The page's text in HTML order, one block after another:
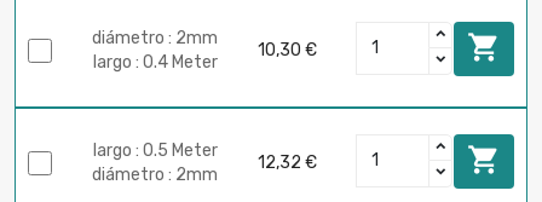
diámetro : 2mm
largo : 0.4 Meter
10,30 € 
largo : 0.5 Meter
diámetro : 2mm
12,32 € 